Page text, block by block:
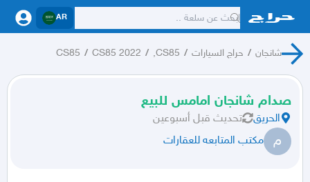
AR
شانجان / حراج السيارات /
CS85,
/
CS85 2022
/
CS85
صدام شانجان امامس للبيع
الحريق تحديث قبل أسبوعين
م مكتب المتابعه للعقارات